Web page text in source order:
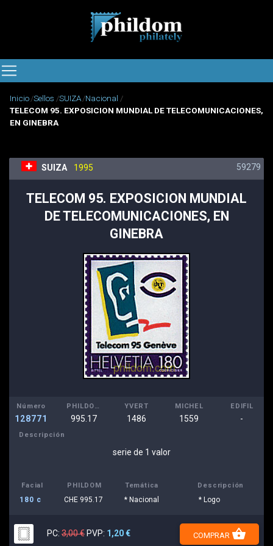
Inicio Sellos SUIZA Nacional
TELECOM 95. EXPOSICION MUNDIAL DE TELECOMUNICACIONES,
EN GINEBRA
SUIZA 1995 59279
TELECOM 95. EXPOSICION MUNDIAL
DE TELECOMUNICACIONES, EN
GINEBRA
Número
128771
PHILDOM
995.17
YVERT
1486
MICHEL
1559
EDIFIL
-
Descripción
serie de 1 valor
Facial PHILDOM Temática Descripción
180 c CHE 995.17 * Nacional * Logo
PC: 3,00 € PVP: 1,20 € COMPRAR shopping_basket